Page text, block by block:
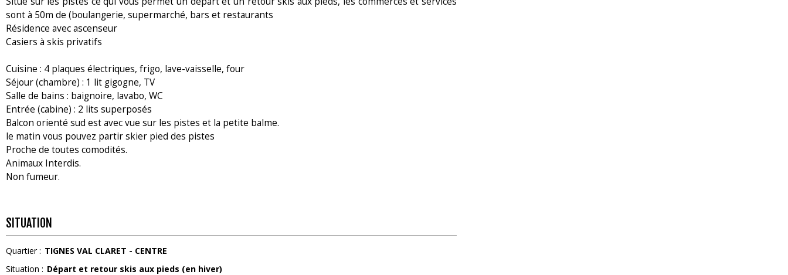
sont à 50m de (boulangerie, supermarché, bars et restaurants
Résidence avec ascenseur
Casiers à skis privatifs
Cuisine : 4 plaques électriques, frigo, lave-vaisselle, four
Séjour (chambre) : 1 lit gigogne, TV
Salle de bains : baignoire, lavabo, WC
Entrée (cabine) : 2 lits superposés
Balcon orienté sud est avec vue sur les pistes et la petite balme.
le matin vous pouvez partir skier pied des pistes
Proche de toutes comodités.
Animaux Interdis.
Non fumeur.
SITUATION
Quartier : TIGNES VAL CLARET - CENTRE
Situation : Départ et retour skis aux pieds (en hiver)